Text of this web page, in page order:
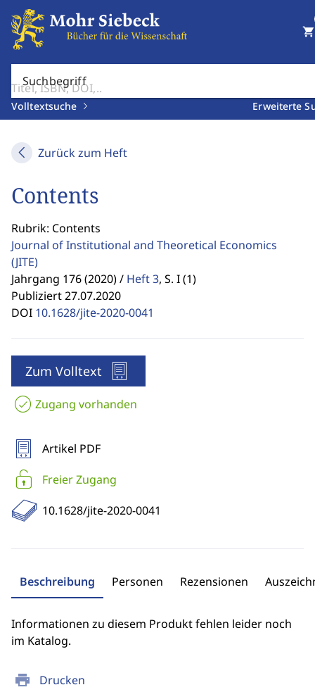
Suchbegriff
Volltextsuche Erweiterte
shopping_cart
Zurück zum Heft
print Drucken
Contents
Rubrik: Contents
Journal of Institutional and Theoretical Economics
(JITE)
Jahrgang 176 (2020) / Heft 3, S. I (1)
Publiziert 27.07.2020
DOI 10.1628/jite-2020-0041
Zum Volltext
Zugang vorhanden
Artikel PDF
Freier Zugang
10.1628/jite-2020-0041
Beschreibung Personen Rezensionen
Informationen zu diesem Produkt fehlen leider noch
im Katalog.